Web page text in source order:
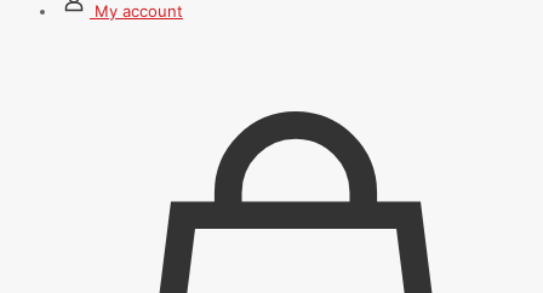
My account